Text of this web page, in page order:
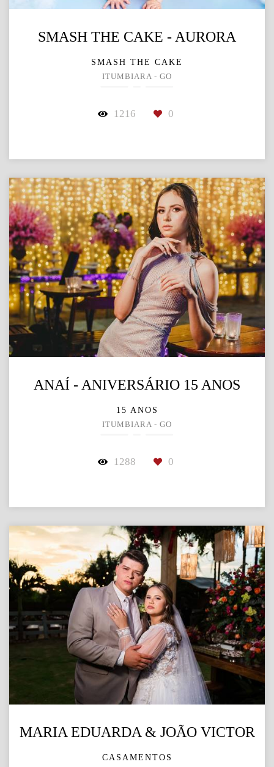
SMASH THE CAKE - AURORA
SMASH THE CAKE
ITUMBIARA - GO
1216 0
ANAÍ - ANIVERSÁRIO 15 ANOS
15 ANOS
ITUMBIARA - GO
1288 0
MARIA EDUARDA & JOÃO VICTOR
CASAMENTOS